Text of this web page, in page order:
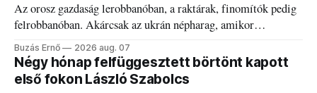
Az orosz gazdaság lerobbanóban, a raktárak, finomítók pedig
felrobbanóban. Akárcsak az ukrán népharag, amikor
elégedetlen vezetőivel.
Buzás Ernő 2026 aug. 07
Négy hónap felfüggesztett börtönt kapott
első fokon László Szabolcs